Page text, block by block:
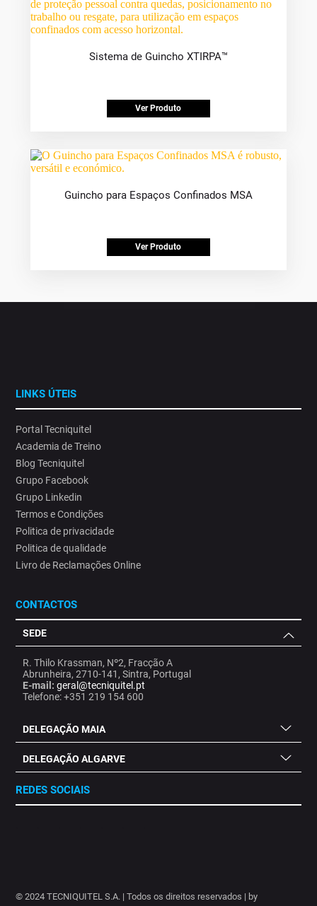
Sistema de Guincho XTIRPA™
Ver Produto
Guincho para Espaços Confinados MSA
Ver Produto
LINKS ÚTEIS
Portal Tecniquitel
Academia de Treino
Blog Tecniquitel
Grupo Facebook
Grupo Linkedin
Termos e Condições
Politica de privacidade
Politica de qualidade
Livro de Reclamações Online
CONTACTOS
SEDE
R. Thilo Krassman, Nº2, Fracção A
Abrunheira, 2710-141, Sintra, Portugal
E-mail: geral@tecniquitel.pt
Telefone: +351 219 154 600
DELEGAÇÃO MAIA
DELEGAÇÃO ALGARVE
REDES SOCIAIS
© 2024 TECNIQUITEL S.A. | Todos os direitos reservados | by